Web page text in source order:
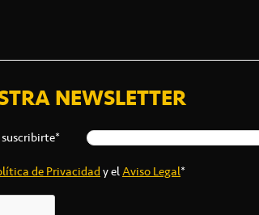
NEWSLETTER
de Privacidady elAviso Legal*